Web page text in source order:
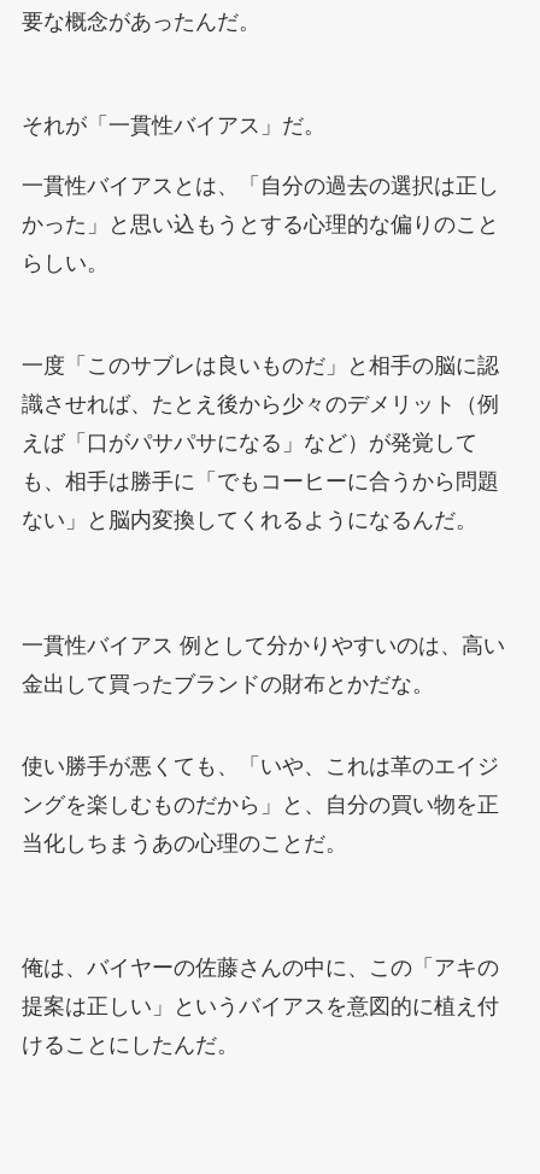
要な概念があったんだ。
それが「一貫性バイアス」だ。
一貫性バイアスとは、「自分の過去の選択は正し
かった」と思い込もうとする心理的な偏りのこと
らしい。
一度「このサブレは良いものだ」と相手の脳に認
識させれば、たとえ後から少々のデメリット（例
えば「口がパサパサになる」など）が発覚して
も、相手は勝手に「でもコーヒーに合うから問題
ない」と脳内変換してくれるようになるんだ。
一貫性バイアス 例として分かりやすいのは、高い
金出して買ったブランドの財布とかだな。
使い勝手が悪くても、「いや、これは革のエイジ
ングを楽しむものだから」と、自分の買い物を正
当化しちまうあの心理のことだ。
俺は、バイヤーの佐藤さんの中に、この「アキの
提案は正しい」というバイアスを意図的に植え付
けることにしたんだ。